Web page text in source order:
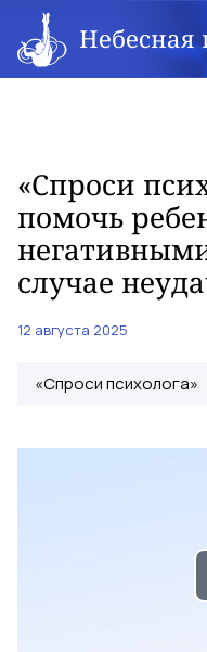
Небесная
«Спроси
помочь
случае
12 августа 2025
«Спроси психолога»